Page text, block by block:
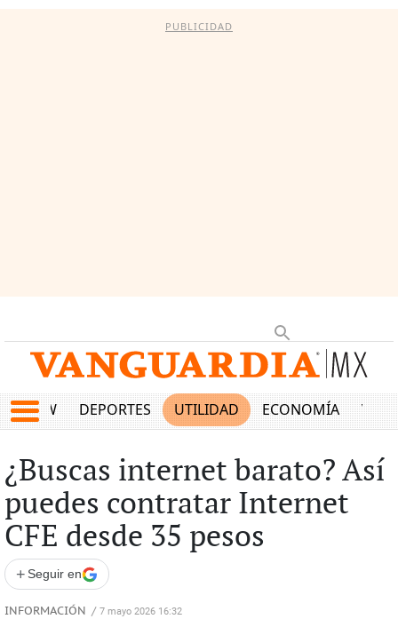
PUBLICIDAD
SHOW DEPORTES UTILIDAD ECONOMÍA VIDA
¿Buscas internet barato? Así
puedes contratar Internet
CFE desde 35 pesos
+ Seguir en
INFORMACIÓN / 7 mayo 2026 16:32